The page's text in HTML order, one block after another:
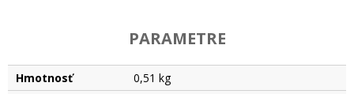
PARAMETRE
Hmotnosť
0,51 kg